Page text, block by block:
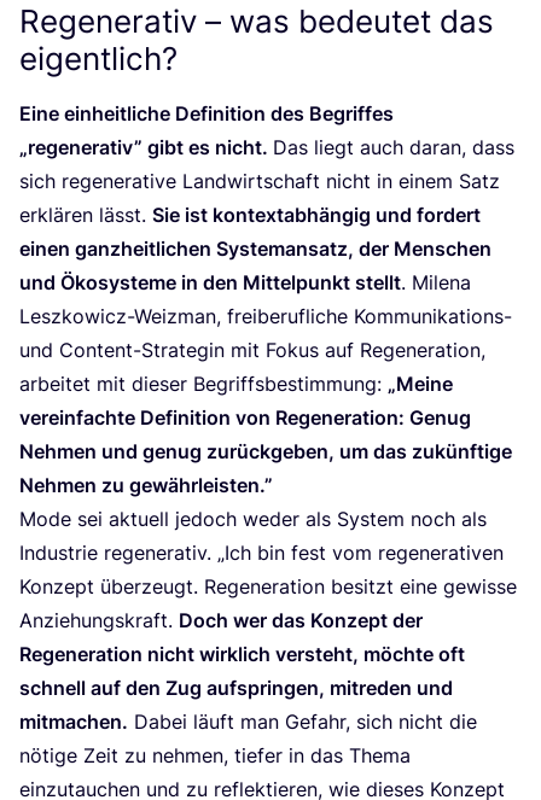
Regenerativ – was bedeutet das
eigentlich?
Eine ein­heit­li­che Defi­ni­ti­on des Begrif­fes
„rege­ne­ra­tiv” gibt es nicht. Das liegt auch dar­an, dass
sich rege­ne­ra­ti­ve Land­wirt­schaft nicht in einem Satz
erklä­ren lässt. Sie ist kon­text­ab­hän­gig und for­dert
einen ganz­heit­li­chen Sys­tem­an­satz, der Men­schen
und Öko­sys­te­me in den Mit­tel­punkt stellt. Mile­na
Lesz­ko­wicz-Weiz­man, frei­be­ruf­li­che Kom­mu­ni­ka­ti­ons-
und Con­tent-Stra­te­gin mit Fokus auf Rege­ne­ra­ti­on,
arbei­tet mit die­ser Begriffs­be­stim­mung: „Mei­ne
ver­ein­fach­te Defi­ni­ti­on von Rege­ne­ra­ti­on: Genug
Neh­men und genug zurück­ge­ben, um das zukünf­ti­ge
Neh­men zu gewährleisten.”
Mode sei aktu­ell jedoch weder als Sys­tem noch als
Indus­trie rege­ne­ra­tiv. „Ich bin fest vom rege­ne­ra­ti­ven
Kon­zept über­zeugt. Rege­ne­ra­ti­on besitzt eine gewis­se
Anzie­hungs­kraft. Doch wer das Kon­zept der
Rege­ne­ra­ti­on nicht wirk­lich ver­steht, möch­te oft
schnell auf den Zug auf­sprin­gen, mit­re­den und
mit­ma­chen. Dabei läuft man Gefahr, sich nicht die
nöti­ge Zeit zu neh­men, tie­fer in das The­ma
ein­zu­tau­chen und zu reflek­tie­ren, wie die­ses Kon­zept